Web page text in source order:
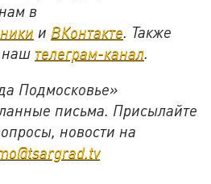
в
и ВКонтакте. Также
наш телеграм-канал.
Подмосковье»
письма. Присылайте
новости на